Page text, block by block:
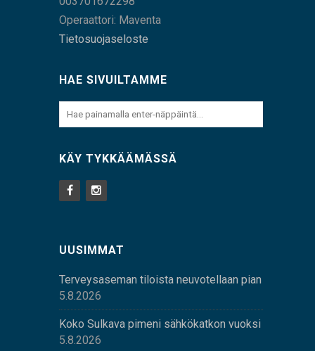
Operaattori: Maventa
Tietosuojaseloste
HAE SIVUILTAMME
KÄY TYKKÄÄMÄSSÄ
UUSIMMAT
Terveysaseman tiloista neuvotellaan pian
5.8.2026
Koko Sulkava pimeni sähkökatkon vuoksi
5.8.2026